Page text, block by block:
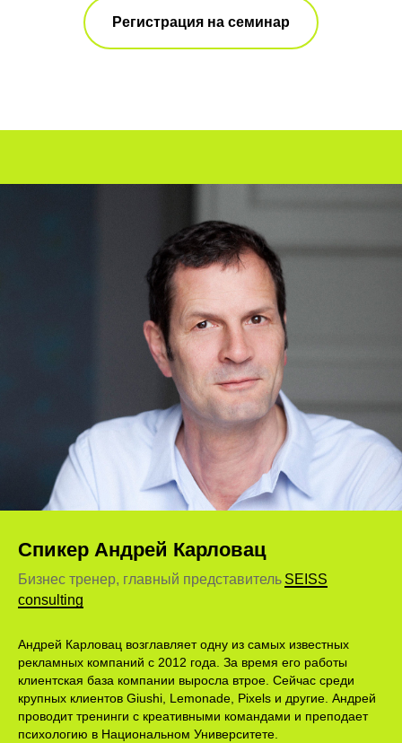
Регистрация на семинар
Спикер Андрей Карловац
Бизнес тренер, главный представитель SEISS
consulting
Андрей Карловац возглавляет одну из самых известных
рекламных компаний с 2012 года. За время его работы
клиентская база компании выросла втрое. Сейчас среди
крупных клиентов Giushi, Lemonade, Pixels и другие. Андрей
проводит тренинги с креативными командами и преподает
психологию в Национальном Университете.